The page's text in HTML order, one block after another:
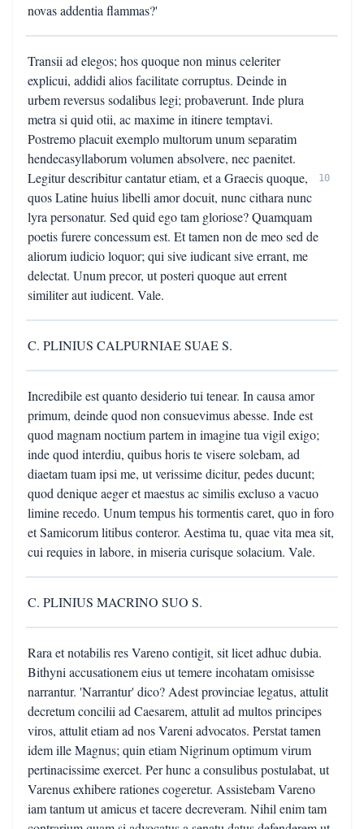
novas addentia flammas?'
Transii ad elegos; hos quoque non minus celeriter
explicui, addidi alios facilitate corruptus. Deinde in
urbem reversus sodalibus legi; probaverunt. Inde plura
metra si quid otii, ac maxime in itinere temptavi.
Postremo placuit exemplo multorum unum separatim
hendecasyllaborum volumen absolvere, nec paenitet.
Legitur describitur cantatur etiam, et a Graecis quoque,
quos Latine huius libelli amor docuit, nunc cithara nunc
lyra personatur. Sed quid ego tam gloriose? Quamquam
poetis furere concessum est. Et tamen non de meo sed de
aliorum iudicio loquor; qui sive iudicant sive errant, me
delectat. Unum precor, ut posteri quoque aut errent
similiter aut iudicent. Vale.
10
C. PLINIUS CALPURNIAE SUAE S.
Incredibile est quanto desiderio tui tenear. In causa amor
primum, deinde quod non consuevimus abesse. Inde est
quod magnam noctium partem in imagine tua vigil exigo;
inde quod interdiu, quibus horis te visere solebam, ad
diaetam tuam ipsi me, ut verissime dicitur, pedes ducunt;
quod denique aeger et maestus ac similis excluso a vacuo
limine recedo. Unum tempus his tormentis caret, quo in foro
et Samicorum litibus conteror. Aestima tu, quae vita mea sit,
cui requies in labore, in miseria curisque solacium. Vale.
C. PLINIUS MACRINO SUO S.
Rara et notabilis res Vareno contigit, sit licet adhuc dubia.
Bithyni accusationem eius ut temere incohatam omisisse
narrantur. 'Narrantur' dico? Adest provinciae legatus, attulit
decretum concilii ad Caesarem, attulit ad multos principes
viros, attulit etiam ad nos Vareni advocatos. Perstat tamen
idem ille Magnus; quin etiam Nigrinum optimum virum
pertinacissime exercet. Per hunc a consulibus postulabat, ut
Varenus exhibere rationes cogeretur. Assistebam Vareno
iam tantum ut amicus et tacere decreveram. Nihil enim tam